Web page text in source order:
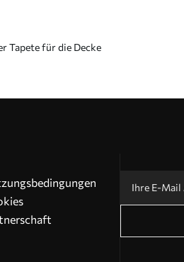
Tapete für die Decke